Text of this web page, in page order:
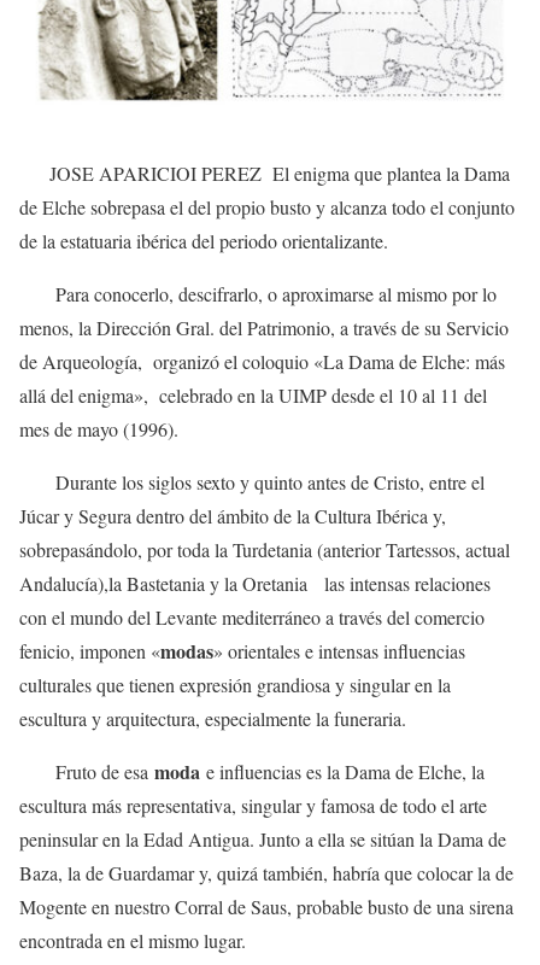
JOSE APARICIOI PEREZ El enigma que plantea la Dama
de Elche sobrepasa el del propio busto y alcanza todo el conjunto
de la estatuaria ibérica del periodo orientalizante.
Para conocerlo, descifrarlo, o aproximarse al mismo por lo
menos, la Dirección Gral. del Patrimonio, a través de su Servicio
de Arqueología, organizó el coloquio «La Dama de Elche: más
allá del enigma», celebrado en la UIMP desde el 10 al 11 del
mes de mayo (1996).
Durante los siglos sexto y quinto antes de Cristo, entre el
Júcar y Segura dentro del ámbito de la Cultura Ibérica y,
sobrepasándolo, por toda la Turdetania (anterior Tartessos, actual
Andalucía),la Bastetania y la Oretania las intensas relaciones
con el mundo del Levante mediterráneo a través del comercio
fenicio, imponen «modas» orientales e intensas influencias
culturales que tienen expresión grandiosa y singular en la
escultura y arquitectura, especialmente la funeraria.
Fruto de esa moda e influencias es la Dama de Elche, la
escultura más representativa, singular y famosa de todo el arte
peninsular en la Edad Antigua. Junto a ella se sitúan la Dama de
Baza, la de Guardamar y, quizá también, habría que colocar la de
Mogente en nuestro Corral de Saus, probable busto de una sirena
encontrada en el mismo lugar.